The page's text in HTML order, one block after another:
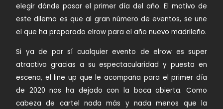
elegir dónde pasar el primer día del año. El motivo de
este dilema es que al gran número de eventos, se une
el que ha preparado elrow para el año nuevo madrileño.
Si ya de por sí cualquier evento de elrow es super
atractivo gracias a su espectacularidad y puesta en
escena, el line up que le acompaña para el primer día
de 2020 nos ha dejado con la boca abierta. Como
cabeza de cartel nada más y nada menos que la